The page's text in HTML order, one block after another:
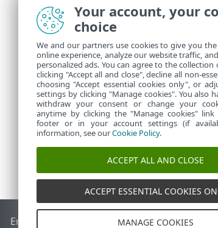
End of Life Base de conocimiento de ESET
Your account, your
choice
We and our partners use cookies to give you
online experience, analyze our website traffic,
personalized ads. You can agree to the collection
clicking "Accept all and close", decline all non-
choosing "Accept essential cookies only", or
settings by clicking "Manage cookies". You also
withdraw your consent or change your
anytime by clicking the "Manage cookies"
footer or in your account settings (if
information, see ourCookie Policy.
ACCEPT ALL AND CLOSE
ACCEPT ESSENTIAL COOKIES
MANAGE COOKIES